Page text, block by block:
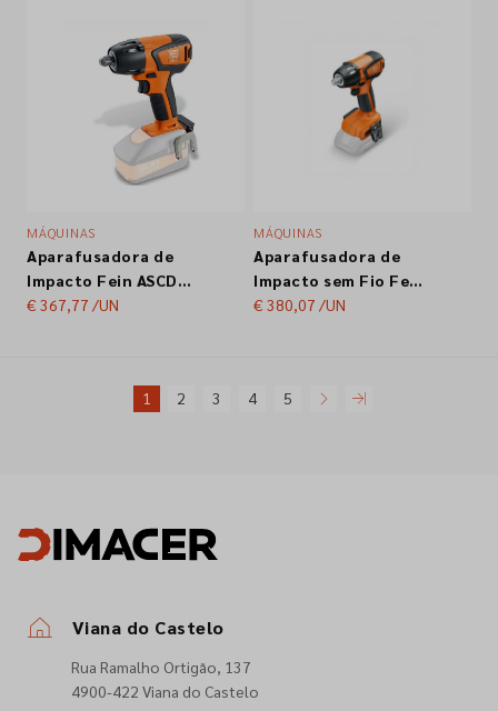
MÁQUINAS
Aparafusadora de
Impacto Fein ASCD
18-300 W2
€ 367,77 /UN
MÁQUINAS
Aparafusadora de
Impacto sem Fio Fein
ASCD 18-300 W2 AS
€ 380,07 /UN
1 2 3 4 5
Viana do Castelo
Rua Ramalho Ortigão, 137
4900-422 Viana do Castelo